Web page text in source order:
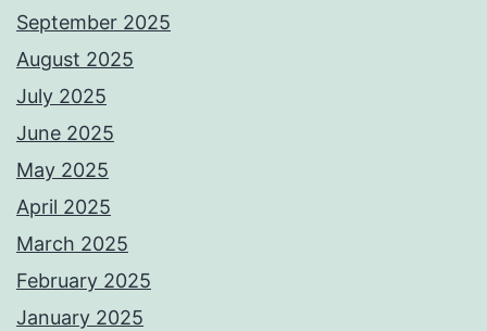
September 2025
August 2025
July 2025
June 2025
May 2025
April 2025
March 2025
February 2025
January 2025